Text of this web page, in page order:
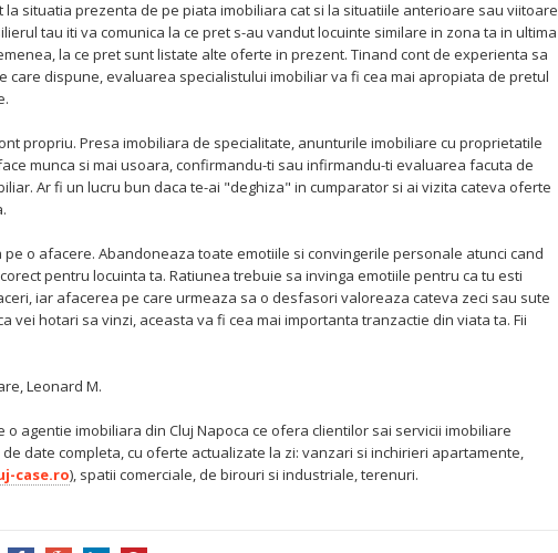
situatia prezenta de pe piata imobiliara cat si la situatiile anterioare sau viitoare
tau iti va comunica la ce pret s-au vandut locuinte similare in zona ta in ultima
la ce pret sunt listate alte oferte in prezent. Tinand cont de experienta sa
care dispune, evaluarea specialistului imobiliar va fi cea mai apropiata de pretul
propriu. Presa imobiliara de specialitate, anunturile imobiliare cu proprietatile
munca si mai usoara, confirmandu-ti sau infirmandu-ti evaluarea facuta de
Ar fi un lucru bun daca te-ai "deghiza" in cumparator si ai vizita cateva oferte
pe o afacere. Abandoneaza toate emotiile si convingerile personale atunci cand
pentru locuinta ta. Ratiunea trebuie sa invinga emotiile pentru ca tu esti
iar afacerea pe care urmeaza sa o desfasori valoreaza cateva zeci sau sute
vei hotari sa vinzi, aceasta va fi cea mai importanta tranzactie din viata ta. Fii
Leonard M.
o agentie imobiliara din Cluj Napoca ce ofera clientilor sai servicii imobiliare
date completa, cu oferte actualizate la zi: vanzari si inchirieri apartamente,
case.ro), spatii comerciale, de birouri si industriale, terenuri.